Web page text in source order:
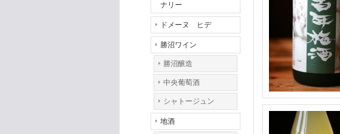
ナリー
ドメーヌ ヒデ
勝沼ワイン
勝沼醸造
中央葡萄酒
シャトージュン
地酒